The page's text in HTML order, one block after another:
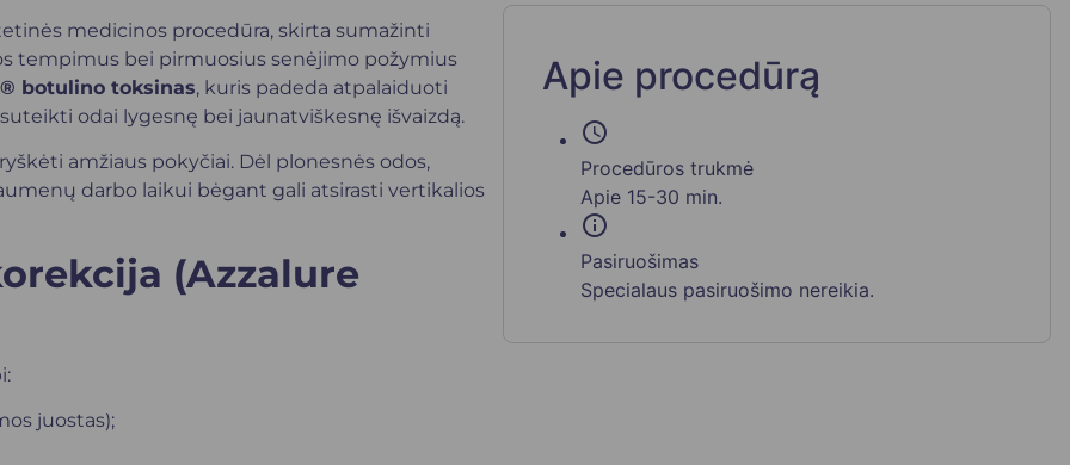
medicinos procedūra, skirta sumažinti
tempimus bei pirmuosius senėjimo požymius
botulino toksinas, kuris padeda atpalaiduoti
odai lygesnę bei jaunatviškesnę išvaizdą.
amžiaus pokyčiai. Dėl plonesnės odos,
darbo laikui bėgant gali atsirasti vertikalios
(Azzalure
juostas);
Apie procedūrą
schedule
Procedūros trukmė
Apie 15-30 min.
info
Pasiruošimas
Specialaus pasiruošimo nereikia.